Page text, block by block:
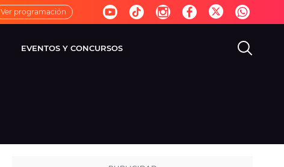
Ver programación
EVENTOS Y CONCURSOS